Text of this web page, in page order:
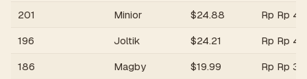
201
Minior $24.88 Rp Rp
196
Joltik $24.21 Rp Rp
186
Magby $19.99 Rp Rp